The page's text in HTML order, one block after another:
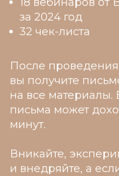
за 2024 год
32 чек-листа
После
вы получите
на все материалы.
письма может
минут.
Вникайте,
и внедряйте, а